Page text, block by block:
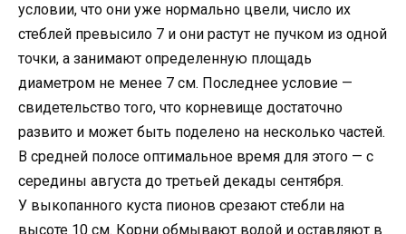
условии, что они уже нормально цвели, число их
стеблей превысило 7 и они растут не пучком из одной
точки, а занимают определенную площадь
диаметром не менее 7 см. Последнее условие —
свидетельство того, что корневище достаточно
развито и может быть поделено на несколько частей.
В средней полосе оптимальное время для этого — с
середины августа до третьей декады сентября.
У выкопанного куста пионов срезают стебли на
высоте 10 см. Корни обмывают водой и оставляют в